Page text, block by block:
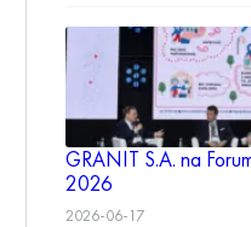
GRANIT S.A. na
2026
2026-06-17